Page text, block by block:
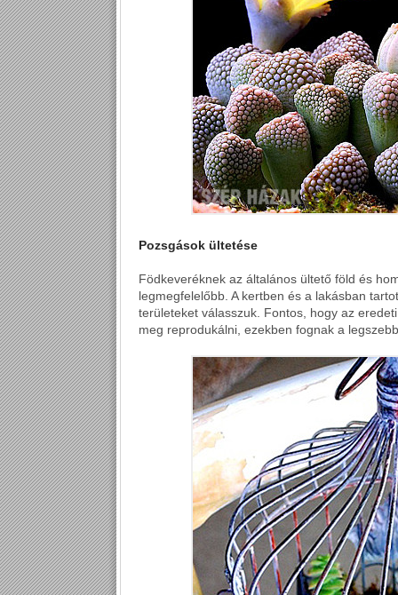
Pozsgások ültetése
Födkeveréknek az általános ültető föld és
legmegfelelőbb. A kertben és a lakásban
területeket válasszuk. Fontos, hogy az
meg reprodukálni, ezekben fognak a